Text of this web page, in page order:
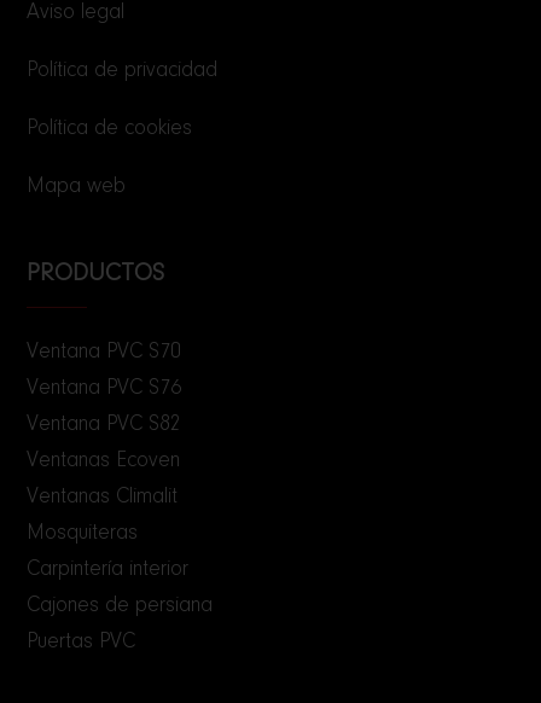
Aviso legal
Política de privacidad
Política de cookies
Mapa web
PRODUCTOS
Ventana PVC S70
Ventana PVC S76
Ventana PVC S82
Ventanas Ecoven
Ventanas Climalit
Mosquiteras
Carpintería interior
Cajones de persiana
Puertas PVC